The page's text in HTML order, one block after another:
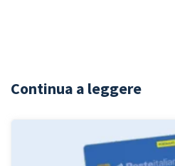
Continua a leggere